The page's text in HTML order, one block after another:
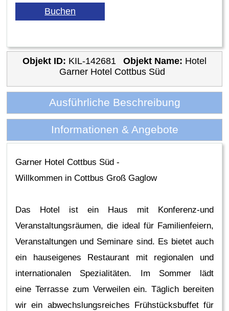
Objekt ID: KIL-142681 Objekt Name: Hotel
Garner Hotel Cottbus Süd
Ausführliche Beschreibung
Informationen & Angebote
Garner Hotel Cottbus Süd -
Willkommen in Cottbus Groß Gaglow
Das Hotel ist ein Haus mit Konferenz-und
Veranstaltungsräumen, die ideal für Familienfeiern,
Veranstaltungen und Seminare sind. Es bietet auch
ein hauseigenes Restaurant mit regionalen und
internationalen Spezialitäten. Im Sommer lädt
eine Terrasse zum Verweilen ein. Täglich bereiten
wir ein abwechslungsreiches Frühstücksbuffet für